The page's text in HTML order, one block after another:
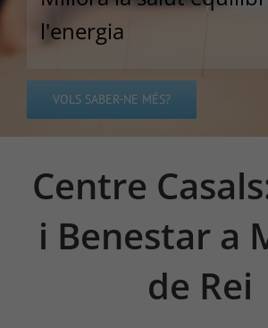
l'energia
VOLS SABER-NE MÉS?
Centre
i Benestar a
de Rei